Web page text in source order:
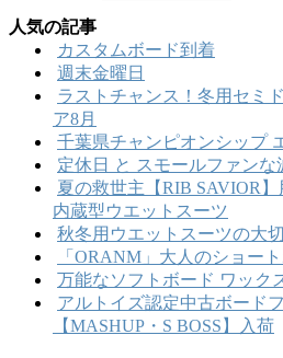
人気の記事
カスタムボード到着
週末金曜日
ラストチャンス！冬用セミ
ア8月
千葉県チャンピオンシップ
定休日 と スモールファンな
夏の救世主【RIB SAVIOR
内蔵型ウエットスーツ
秋冬用ウエットスーツの大
「ORANM」大人のショー
万能なソフトボード ワック
アルトイズ認定中古ボード
【MASHUP・S BOSS】入荷